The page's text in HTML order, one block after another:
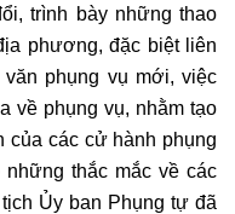
trình bày những thao
phương, đặc biệt liên
phụng vụ mới, việc
về phụng vụ, nhằm tạo
của các cử hành phụng
thắc mắc về các
Ủy ban Phụng tự đã